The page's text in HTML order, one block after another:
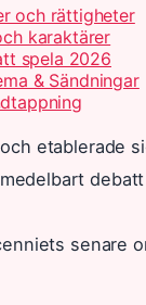
och rättigheter
karaktärer
spela 2026
& Sändningar
etablerade
senare